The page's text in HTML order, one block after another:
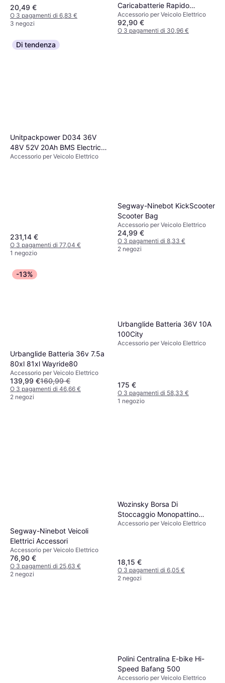
20,49 €
O 3 pagamenti di 6,83 €
3 negozi
Caricabatterie Rapido
Monopattino Elettrico 48V
Accessorio per Veicolo Elettrico
92,90 €
O 3 pagamenti di 30,96 €
Di tendenza
Unitpackpower D034 36V
48V 52V 20Ah BMS Electric
Scooter Battery
Accessorio per Veicolo Elettrico
231,14 €
O 3 pagamenti di 77,04 €
1 negozio
Segway-Ninebot KickScooter
Scooter Bag
Accessorio per Veicolo Elettrico
24,99 €
O 3 pagamenti di 8,33 €
2 negozi
-13%
Urbanglide Batteria 36v 7.5a
80xl 81xl Wayride80
Accessorio per Veicolo Elettrico
139,99 €160,99 €
O 3 pagamenti di 46,66 €
2 negozi
Urbanglide Batteria 36V 10A
100City
Accessorio per Veicolo Elettrico
175 €
O 3 pagamenti di 58,33 €
1 negozio
Segway-Ninebot Veicoli
Elettrici Accessori
Accessorio per Veicolo Elettrico
76,90 €
O 3 pagamenti di 25,63 €
2 negozi
Wozinsky Borsa Di
Stoccaggio Monopattino
Elettrico Nero
Accessorio per Veicolo Elettrico
18,15 €
O 3 pagamenti di 6,05 €
2 negozi
Polini Centralina E-bike Hi-
Speed Bafang 500
Accessorio per Veicolo Elettrico